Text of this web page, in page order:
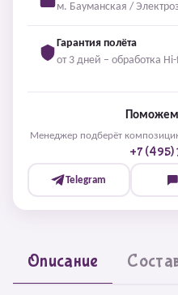
м. Бауманская /
Гарантия полёта
от 3 дней – обработка
Поможем
Менеджер подберёт
+7
Telegram
Описание